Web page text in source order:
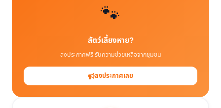
🐾
สัตว์เลี้ยงหาย?
ลงประกาศฟรี รับความช่วยเหลือจากชุมชน
ลงประกาศเลย